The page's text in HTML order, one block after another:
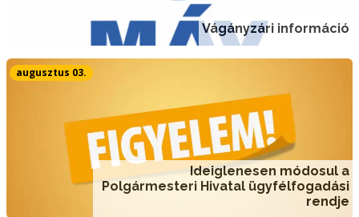
Vágányzári információ
Ideiglenesen módosul a
Polgármesteri Hivatal ügyfélfogadási
rendje
augusztus 03.